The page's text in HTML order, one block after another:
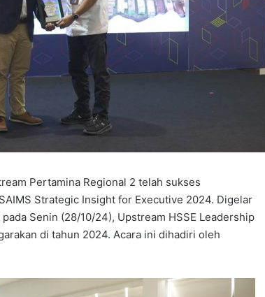
Pertamina Regional 2 telah sukses
Strategic Insight for Executive 2024. Digelar
Senin (28/10/24), Upstream HSSE Leadership
di tahun 2024. Acara ini dihadiri oleh